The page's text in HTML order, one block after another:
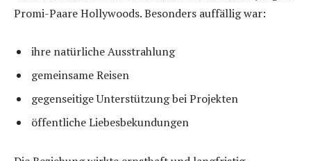
Promi-Paare Hollywoods. Besonders auffällig war:
ihre natürliche Ausstrahlung
gemeinsame Reisen
gegenseitige Unterstützung bei Projekten
öffentliche Liebesbekundungen